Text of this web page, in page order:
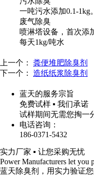
一吨污水添加0.1-1kg。
废气除臭
喷淋塔设备，首次添
每天1kg/吨水
上一个：
粪便堆肥除臭剂
下一个：
造纸纸浆除臭剂
蓝天的服务宗旨
免费试样 ▪ 我们承诺
试样期间无需您掏一
电话咨询：
186-0371-5432
实力厂家 ▪ 让您采购无忧
Power Manufacturers let you
蓝天除臭剂，用实力验证